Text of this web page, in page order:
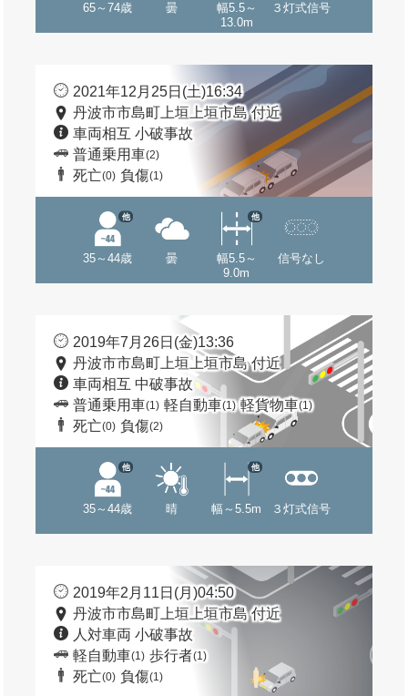
65～74歳 曇
幅5.5～
13.0m
３灯式信号
2021年12月25日(土)16:34
丹波市市島町上垣上垣市島 付近
車両相互 小破事故
普通乗用車(2)
死亡(0) 負傷(1)
35～44歳
他
曇
幅5.5～
9.0m
他
信号なし
2019年7月26日(金)13:36
丹波市市島町上垣上垣市島 付近
車両相互 中破事故
普通乗用車(1) 軽自動車(1) 軽貨物車(1)
死亡(0) 負傷(2)
35～44歳
他
晴 幅～5.5m
他
３灯式信号
2019年2月11日(月)04:50
丹波市市島町上垣上垣市島 付近
人対車両 小破事故
軽自動車(1) 歩行者(1)
死亡(0) 負傷(1)